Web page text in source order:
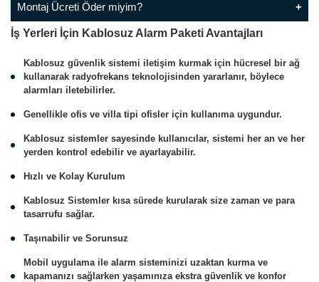
Montaj Ücreti Öder miyim?
İş Yerleri İçin Kablosuz Alarm Paketi Avantajları
Kablosuz güvenlik sistemi iletişim kurmak için hücresel bir ağ
kullanarak radyofrekans teknolojisinden yararlanır, böylece
alarmları iletebilirler.
Genellikle ofis ve villa tipi ofisler için kullanıma uygundur.
Kablosuz sistemler sayesinde kullanıcılar, sistemi her an ve her
yerden kontrol edebilir ve ayarlayabilir.
Hızlı ve Kolay Kurulum
Kablosuz Sistemler kısa sürede kurularak size zaman ve para
tasarrufu sağlar.
Taşınabilir ve Sorunsuz
Mobil uygulama ile alarm sisteminizi uzaktan kurma ve
kapamanızı sağlarken yaşamınıza ekstra güvenlik ve konfor